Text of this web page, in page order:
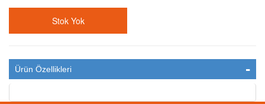
Stok Yok
Ürün Özellikleri